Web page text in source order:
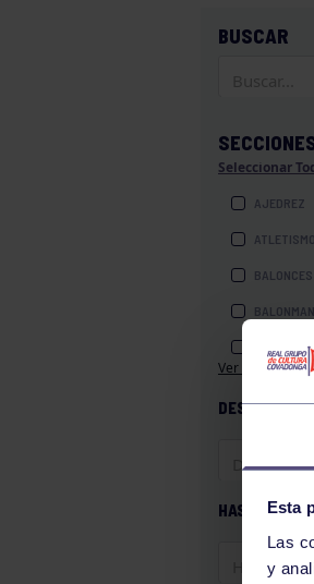
Esta
Las
y
BUSCAR
Seleccionar
AJEDREZ
ATLETISMO
GAF
Ver más
DESDE
HASTA